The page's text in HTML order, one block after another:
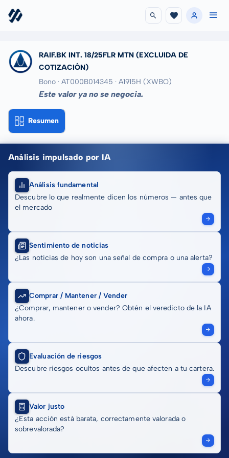
RAIF.BK INT. 18/25FLR MTN (EXCLUIDA DE
COTIZACIÓN)
Bono · AT000B014345 · A1915H (XWBO)
Este valor ya no se negocia.
Resumen
Análisis impulsado por IA
Análisis fundamental
Descubre lo que realmente dicen los números — antes que
el mercado
Sentimiento de noticias
¿Las noticias de hoy son una señal de compra o una alerta?
Comprar / Mantener / Vender
¿Comprar, mantener o vender? Obtén el veredicto de la IA
ahora.
Evaluación de riesgos
Descubre riesgos ocultos antes de que afecten a tu cartera.
Valor justo
¿Esta acción está barata, correctamente valorada o
sobrevalorada?